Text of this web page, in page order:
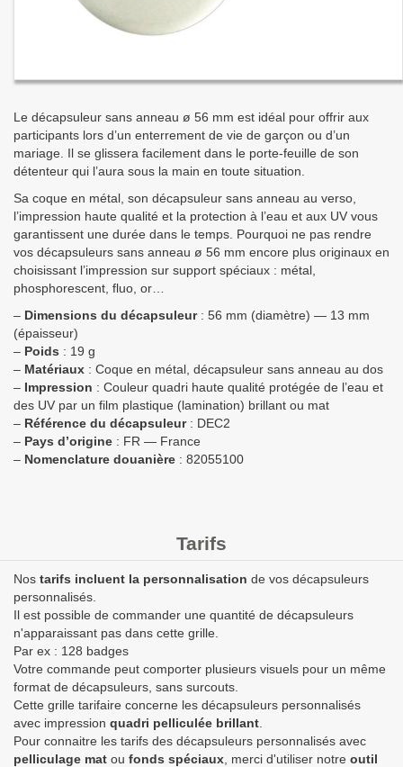
Le décapsuleur sans anneau ø 56 mm est idéal pour offrir aux
participants lors d’un enterrement de vie de garçon ou d’un
mariage. Il se glissera facilement dans le porte-feuille de son
détenteur qui l’aura sous la main en toute situation.
Sa coque en métal, son décapsuleur sans anneau au verso,
l’impression haute qualité et la protection à l’eau et aux UV vous
garantissent une durée dans le temps. Pourquoi ne pas rendre
vos décapsuleurs sans anneau ø 56 mm encore plus originaux en
choisissant l’impression sur support spéciaux : métal,
phosphorescent, fluo, or…
– Dimensions du décapsuleur: 56 mm (diamètre) — 13 mm
(épaisseur)
– Poids : 19 g
– Matériaux : Coque en métal, décapsuleur sans anneau au dos
– Impression : Couleur quadri haute qualité protégée de l’eau et
des UV par un film plastique (lamination) brillant ou mat
– Référence du décapsuleur: DEC2
– Pays d’origine : FR — France
– Nomenclature douanière : 82055100
Tarifs
Nos tarifs incluent la personnalisation de vos décapsuleurs
personnalisés.
Il est possible de commander une quantité de décapsuleurs
n'apparaissant pas dans cette grille.
Par ex : 128 badges
Votre commande peut comporter plusieurs visuels pour un même
format de décapsuleurs, sans surcouts.
Cette grille tarifaire concerne les décapsuleurs personnalisés
avec impression quadri pelliculée brillant
Pour connaitre les tarifs des décapsuleurs personnalisés avec
pelliculage mat ou fonds spéciaux , merci d'utiliser notre outil